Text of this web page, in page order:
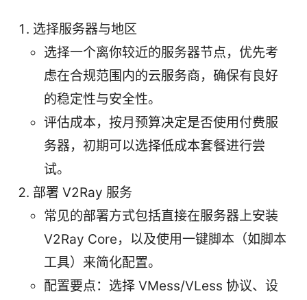
选择服务器与地区
选择一个离你较近的服务器节点，优先考
虑在合规范围内的云服务商，确保有良好
的稳定性与安全性。
评估成本，按月预算决定是否使用付费服
务器，初期可以选择低成本套餐进行尝
试。
部署 V2Ray 服务
常见的部署方式包括直接在服务器上安装
V2Ray Core，以及使用一键脚本（如脚本
工具）来简化配置。
配置要点：选择 VMess/VLess 协议、设